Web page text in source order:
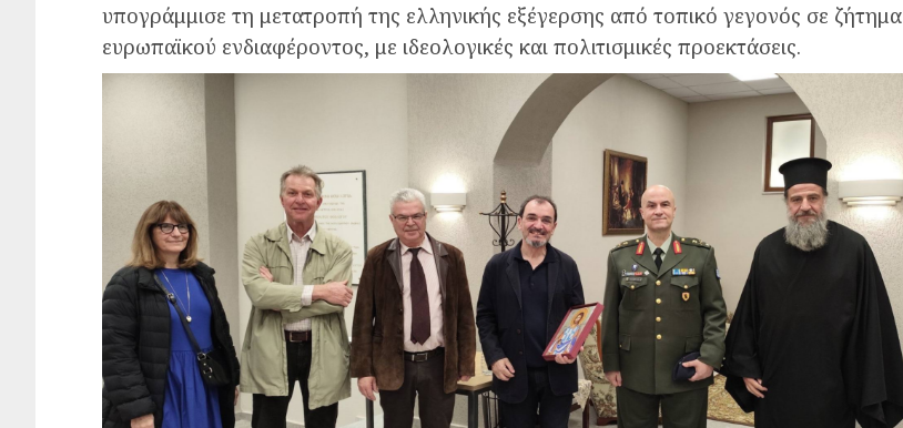
υπογράμμισε τη μετατροπή της ελληνικής εξέγερσης από τοπικό γεγονός σε ζήτημα
ευρωπαϊκού ενδιαφέροντος, με ιδεολογικές και πολιτισμικές προεκτάσεις.